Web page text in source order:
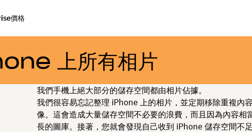
價格
上所有相片
我們手機上絕大部分的儲存空間都由相片佔據。
我們很容易忘記整理 iPhone 上的相片，並定期移除重複內
像。這會造成大量儲存空間不必要的浪費，而且因為內容相
長的圖庫。接著，您就會發現自己收到 iPhone 儲存空間不足